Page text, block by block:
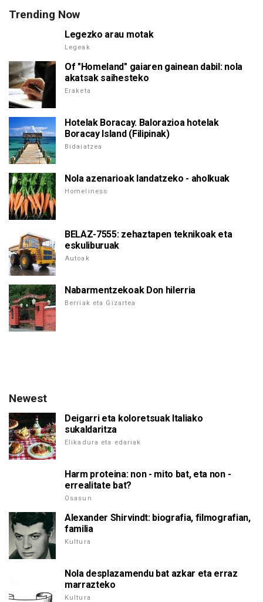
Trending Now
Legezko arau motak
Legeak
Of "Homeland" gaiaren gainean dabil: nola
akatsak saihesteko
Eraketa
Hotelak Boracay. Balorazioa hotelak
Boracay Island (Filipinak)
Bidaiatzea
Nola azenarioak landatzeko - aholkuak
Homeliness
BELAZ-7555: zehaztapen teknikoak eta
eskuliburuak
Autoak
Nabarmentzekoak Don hilerria
Berriak eta Gizartea
Newest
Deigarri eta koloretsuak Italiako
sukaldaritza
Elikadura eta edariak
Harm proteina: non - mito bat, eta non -
errealitate bat?
Osasun
Alexander Shirvindt: biografia, filmografian,
familia
Kultura
Nola desplazamendu bat azkar eta erraz
marrazteko
Kultura